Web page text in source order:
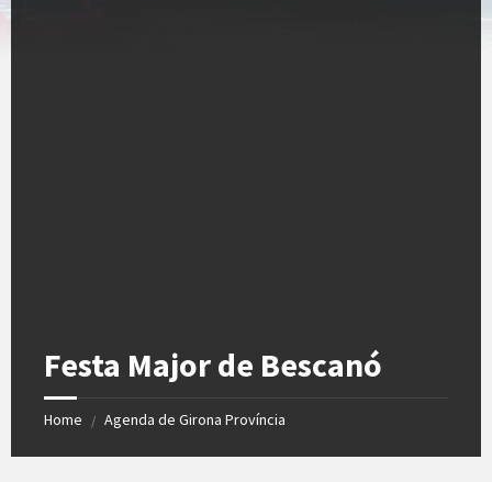
Festa Major de Bescanó
Home / Agenda de Girona Província